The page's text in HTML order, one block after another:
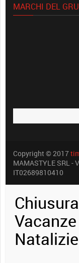
MARCHI DEL
Copyright © 2017
MAMASTYLE SRL -
IT02689810410
Vacanze
Natalizie